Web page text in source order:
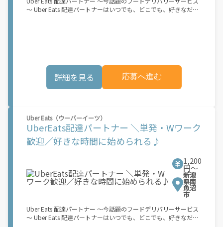
い条件および手数料が適用されます カスタマーサポート： Uber
Driver アプリ内のヘルプよりお問い合わせください。\"\"\"
～ Uber Eats 配達パートナーはいつでも、どこでも、好きなだけ
くても問題ありません！ ★自分の自転車・原付バイク(125cc以
下)・軽貨物車両でOK！ ★私服でOK！ ＼万がイチという時も安
心！事故の時は安心の傷害補償！／ 必要なのは【自転車】と【ス
つでも 好きな時間＝稼ぐ時間に！ 家事や授業、サークル活動な
ど忙しいからこそ、空いた時間を有効活用！自分にあったスタイ
ルで稼働できます。 「休日に１時間だけ…！」 「予定がなくなっ
たから今日稼ぐか...！」 時間も場所も自分次第！ 【原付（125cc
ですが、その場合は...】 事業用ナンバー（軽自動車の場合は黒ナ
ンバー、バイクの場合は緑ナンバー）が必要になります。 ※稼働
できるのは、あなたの街で Uber Eats のサービスが開始してから
になります。サービス開始日は、アカウント作成後に配信される
ス開始に向けた準備を進めており、現在、配達パートナー希望者
に対してプラットフォームへの事前登録の機会を提供していま
詳細を見る 応募へ進む
Uber Eats（ウーバーイーツ）
UberEats配達パートナー ＼単発・Wワーク
歓迎／好きな時間に始められる♪
1,200
円〜
新潟
県南
魚沼
市
Uber Eats 配達パートナー ～今話題のフードデリバリーサービス
～ Uber Eats 配達パートナーはいつでも、どこでも、好きなだけ